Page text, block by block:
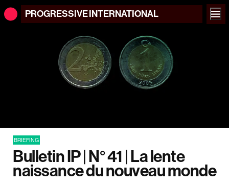
PROGRESSIVEINTERNATIONAL
BRIEFING
Bulletin IP | N° 41 | La lente
naissance du nouveau monde